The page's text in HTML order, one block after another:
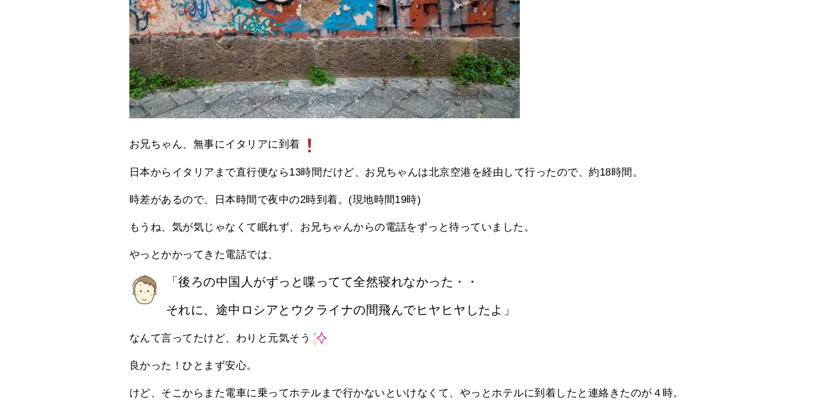
お兄ちゃん、無事にイタリアに到着
日本からイタリアまで直行便なら13時間だけど、お兄ちゃんは北京空港を経由して行ったので、約18時間。
時差があるので、日本時間で夜中の2時到着。(現地時間19時)
もうね、気が気じゃなくて眠れず、お兄ちゃんからの電話をずっと待っていました。
やっとかかってきた電話では、
「後ろの中国人がずっと喋ってて全然寝れなかった・・
それに、途中ロシアとウクライナの間飛んでヒヤヒヤしたよ」
なんて言ってたけど、わりと元気そう
良かった！ひとまず安心。
けど、そこからまた電車に乗ってホテルまで行かないといけなくて、やっとホテルに到着したと連絡きたのが４時。